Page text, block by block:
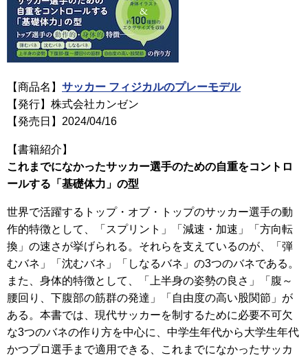
【商品名】 サッカー フィジカルのプレーモデル
【発行】株式会社カンゼン
【発売日】2024/04/16
【書籍紹介】
これまでになかったサッカー選手のための自重をコントロ
ールする「基礎体力」の型
世界で活躍するトップ・オブ・トップのサッカー選手の動
作的特徴として、「スプリント」「減速・加速」「方向転
換」の速さが挙げられる。それらを支えているのが、「弾
むバネ」「沈むバネ」「しなるバネ」の3つのバネである。
また、身体的特徴として、「上半身の姿勢の良さ」「腹～
腰回り、下腹部の筋群の発達」「自由度の高い股関節」が
ある。本書では、現代サッカーを制するために必要不可欠
な3つのバネの作り方を中心に、中学生年代から大学生年代
かつプロ選手まで適用できる、これまでになかったサッカ